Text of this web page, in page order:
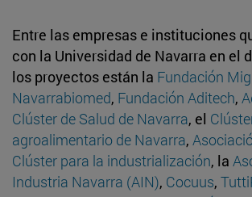
Entre las empresas e instituciones
con la Universidad de Navarra en el
los proyectos están la Fundación
Navarrabiomed, Fundación Aditech,
Clúster de Salud de Navarra, el
agroalimentario de Navarra,
Clúster para la industrialización, la
Industria Navarra (AIN), Cocuus,